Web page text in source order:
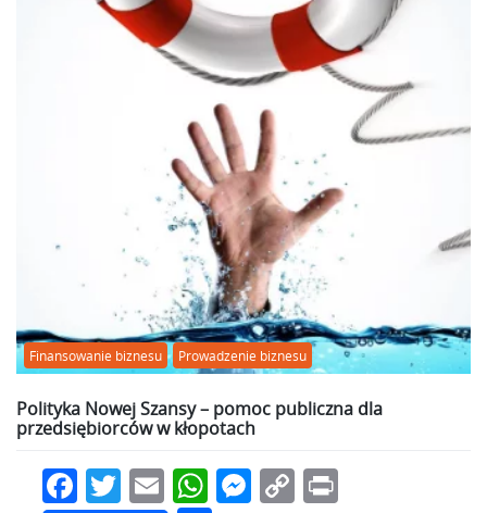
Finansowanie biznesu Prowadzenie biznesu
Polityka Nowej Szansy – pomoc publiczna dla
przedsiębiorców w kłopotach
Facebook
Twitter
EmailWhatsApp
Messenger
Copy